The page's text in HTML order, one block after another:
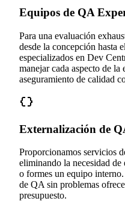
Equipos de QA
Para una evaluación
desde la concepción hasta
especializados en Dev
manejar cada aspecto de
aseguramiento de calidad
Externalización de
Proporcionamos servicios
eliminando la necesidad de
o formes un equipo
de QA sin problemas
presupuesto.